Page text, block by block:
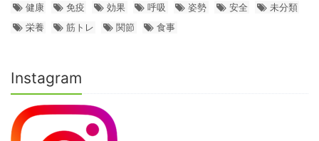
健康
免疫 効果 呼吸 姿勢 安全
未分類
栄養
筋トレ 関節 食事
Instagram